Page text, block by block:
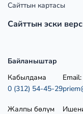
Сайттын картасы
Сайттын эски
Байланыштар
Кабылдама
0 (312) 54-45-29
Жалпы бөлүм
Email: